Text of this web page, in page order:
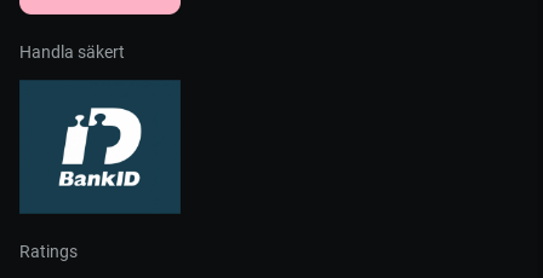
Handla säkert
Ratings